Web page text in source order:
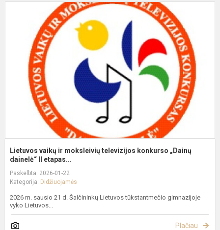
Lietuvos vaikų ir moksleivių televizijos konkurso „Dainų
dainelė“ II etapas...
Paskelbta: 2026-01-22
Kategorija: Didžiuojamės
2026 m. sausio 21 d. Šalčininkų Lietuvos tūkstantmečio gimnazijoje
vyko Lietuvos...
Plačiau